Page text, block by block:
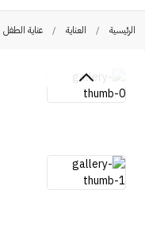
الرئيسية / العناية / عناية الطفل